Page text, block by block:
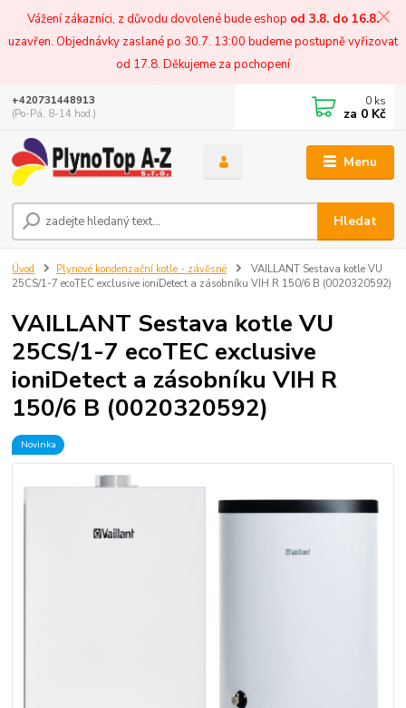
Vážení zákazníci, z důvodu dovolené bude eshop od 3.8. do 16.8.
uzavřen. Objednávky zaslané po 30.7. 13:00 budeme postupně vyřizovat
od 17.8. Děkujeme za pochopení
Menu
Hledat
+420731448913
(Po-Pá, 8-14 hod.)
0 ks
za 0 Kč
Úvod Plynové kondenzační kotle - závěsné
VAILLANT Sestava kotle VU
25CS/1-7 ecoTEC exclusive ioniDetect a zásobníku VIH R 150/6 B (0020320592)
VAILLANT Sestava kotle VU
25CS/1-7 ecoTEC exclusive
ioniDetect a zásobníku VIH R
150/6 B (0020320592)
Novinka